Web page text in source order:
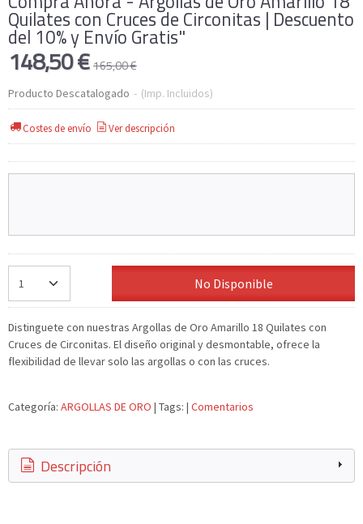
Quilates con Cruces de Circonitas | Descuento
del 10% y Envío Gratis"
148,50 €165,00 €
Producto Descatalogado - (Imp. Incluidos)
Costes de envío Ver descripción
No Disponible
Distinguete con nuestras Argollas de Oro Amarillo 18 Quilates con
Cruces de Circonitas. El diseño original y desmontable, ofrece la
flexibilidad de llevar solo las argollas o con las cruces.
Categoría: ARGOLLAS DE ORO | Tags: | Comentarios
Descripción